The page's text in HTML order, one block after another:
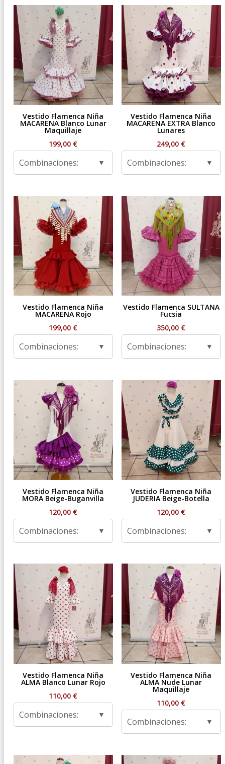
últimos
Vestido Flamenca Niña
MACARENA Blanco Lunar
Maquillaje
199,00 €
Combinaciones:
Vestido Flamenca Niña
MACARENA EXTRA Blanco
Lunares
249,00 €
Combinaciones:
Vestido Flamenca Niña
MACARENA Rojo
199,00 €
Combinaciones:
Vestido Flamenca SULTANA
Fucsia
350,00 €
Combinaciones:
Vestido Flamenca Niña
MORA Beige-Buganvilla
120,00 €
Combinaciones:
Vestido Flamenca Niña
JUDERIA Beige-Botella
120,00 €
Combinaciones:
Vestido Flamenca Niña
ALMA Blanco Lunar Rojo
110,00 €
Combinaciones:
Vestido Flamenca Niña
ALMA Nude Lunar
Maquillaje
110,00 €
Combinaciones: